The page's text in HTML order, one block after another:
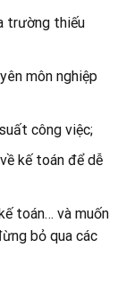
trường thiếu
môn nghiệp
công việc;
kế toán để dễ
toán… và muốn
bỏ qua các